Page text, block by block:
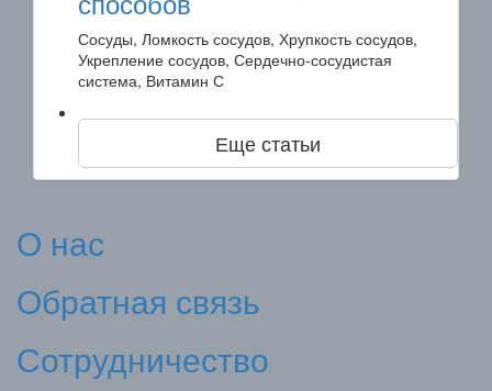
Сосуды, Ломкость сосудов, Хрупкость сосудов,
Укрепление сосудов, Сердечно-сосудистая
система, Витамин С
Еще статьи
О нас
Обратная связь
Сотрудничество